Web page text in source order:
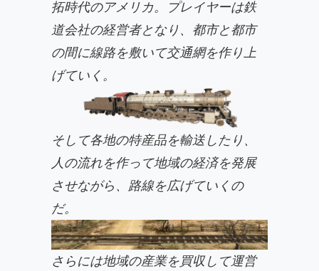
拓時代のアメリカ。プレイヤーは鉄
道会社の経営者となり、都市と都市
の間に線路を敷いて交通網を作り上
げていく。
そして各地の特産品を輸送したり、
人の流れを作って地域の経済を発展
させながら、路線を広げていくの
だ。
さらには地域の産業を買収して運営